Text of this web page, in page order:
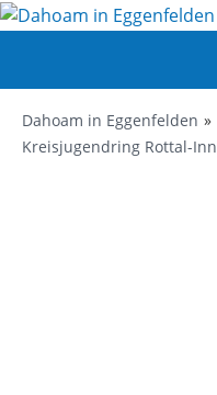
Dahoam in Eggenfelden
Kreisjugendring Rottal-Inn